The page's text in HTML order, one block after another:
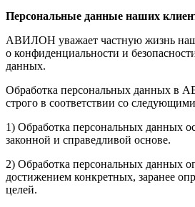
Персональные данные наших
АВИЛОН уважает частную жизнь
о конфиденциальности и
данных.
Обработка персональных данных в
строго в соответствии со
1) Обработка персональных данных
законной и справедливой основе.
2) Обработка персональных данных
достижением конкретных, заранее
целей.